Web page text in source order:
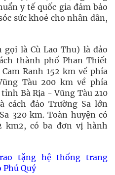
y tế quốc gia đảm bảo
sức khoẻ cho nhân dân,
gọi là Cù Lao Thu) là đảo
thành phố Phan Thiết
Ranh 152 km về phía
Tàu 200 km về phía
Bà Rịa - Vũng Tàu 210
cách đảo Trường Sa lớn
320 km. Toàn huyện có
km2, có ba đơn vị hành
tặng hệ thống trang
Quý